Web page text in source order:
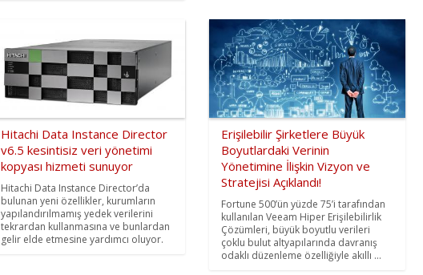
Hitachi Data Instance Director
v6.5 kesintisiz veri yönetimi
kopyası hizmeti sunuyor
Hitachi Data Instance Director’da
bulunan yeni özellikler, kurumların
yapılandırılmamış yedek verilerini
tekrardan kullanmasına ve bunlardan
gelir elde etmesine yardımcı oluyor.
Erişilebilir Şirketlere Büyük
Boyutlardaki Verinin
Yönetimine İlişkin Vizyon ve
Stratejisi Açıklandı!
Fortune 500’ün yüzde 75’i tarafından
kullanılan Veeam Hiper Erişilebilirlik
Çözümleri, büyük boyutlu verileri
çoklu bulut altyapılarında davranış
odaklı düzenleme özelliğiyle akıllı ...